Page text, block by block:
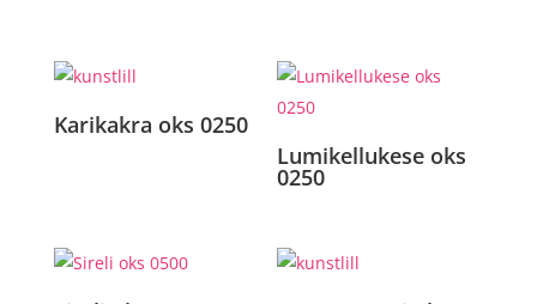
Karikakra oks 0250
Lumikellukese oks
0250